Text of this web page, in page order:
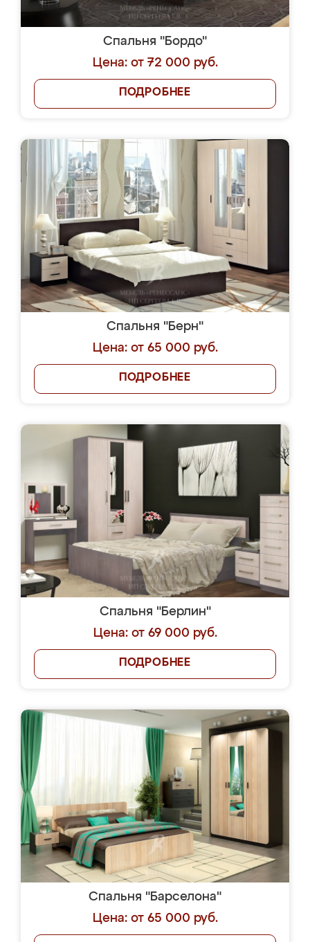
Спальня "Бордо"
Цена: от 72 000 руб.
ПОДРОБНЕЕ
Спальня "Берн"
Цена: от 65 000 руб.
ПОДРОБНЕЕ
Спальня "Берлин"
Цена: от 69 000 руб.
ПОДРОБНЕЕ
Спальня "Барселона"
Цена: от 65 000 руб.